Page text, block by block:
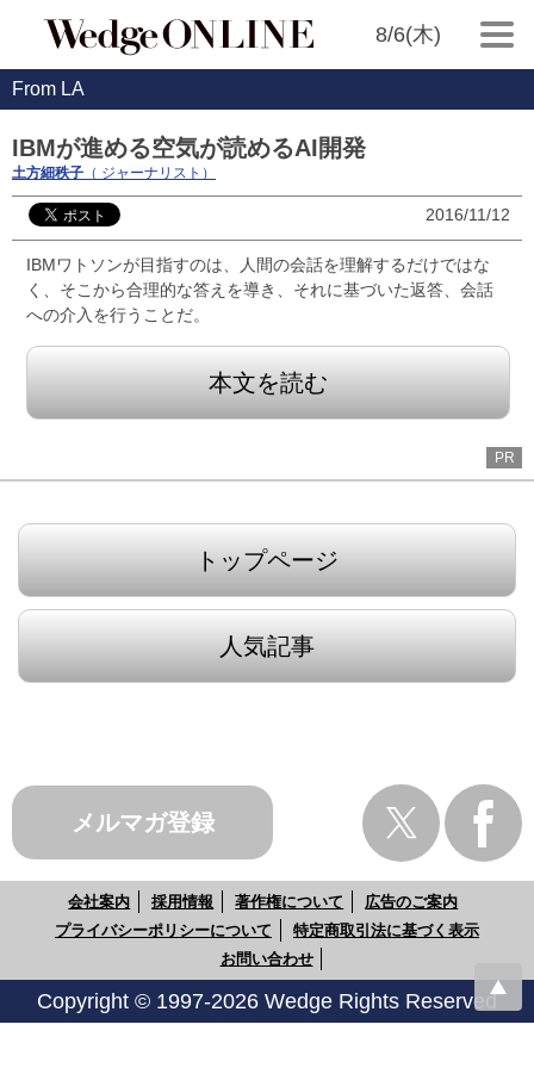
8/6(木)
From LA
IBMが進める空気が読めるAI開発
土方細秩子 （ ジャーナリスト）
2016/11/12
IBMワトソンが目指すのは、人間の会話を理解するだけではな
く、そこから合理的な答えを導き、それに基づいた返答、会話
への介入を行うことだ。
本文を読む
PR
トップページ
人気記事
メルマガ登録
会社案内 採用情報 著作権について
広告のご案内
プライバシーポリシーについて
特定商取引法に基づく表示
お問い合わせ
Copyright © 1997-2026 Wedge Rights Reserved